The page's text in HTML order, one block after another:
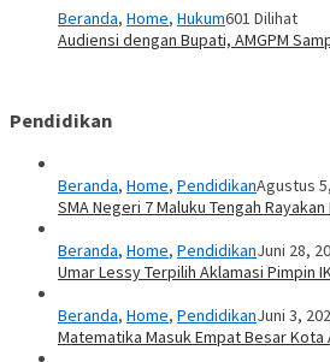
Beranda, Home, Hukum601 Dilihat
Audiensi dengan Bupati, AMGPM
Pendidikan
Beranda, Home, PendidikanAgustus
SMA Negeri 7 Maluku Tengah
Beranda, Home, PendidikanJuni 28,
Umar Lessy Terpilih Aklamasi Pimpin
Beranda, Home, PendidikanJuni 3,
Matematika Masuk Empat Besar